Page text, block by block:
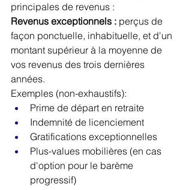
principales de revenus :
Revenus exceptionnels : perçus de
façon ponctuelle, inhabituelle, et d'un
montant supérieur à la moyenne de
vos revenus des trois dernières
années.
Exemples (non-exhaustifs):
Prime de départ en retraite
Indemnité de licenciement
Gratifications exceptionnelles
Plus-values mobilières (en cas
d'option pour le barème
progressif)